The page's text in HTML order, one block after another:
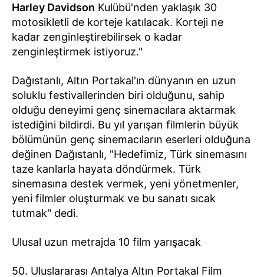
Harley Davidson Kulübü'nden yaklaşık 30
motosikletli de korteje katılacak. Korteji ne
kadar zenginleştirebilirsek o kadar
zenginleştirmek istiyoruz."
Dağıstanlı, Altın Portakal'ın dünyanın en uzun
soluklu festivallerinden biri olduğunu, sahip
olduğu deneyimi genç sinemacılara aktarmak
istediğini bildirdi. Bu yıl yarışan filmlerin büyük
bölümünün genç sinemacıların eserleri olduğuna
değinen Dağıstanlı, "Hedefimiz, Türk sinemasını
taze kanlarla hayata döndürmek. Türk
sinemasına destek vermek, yeni yönetmenler,
yeni filmler oluşturmak ve bu sanatı sıcak
tutmak" dedi.
Ulusal uzun metrajda 10 film yarışacak
50. Uluslararası Antalya Altın Portakal Film